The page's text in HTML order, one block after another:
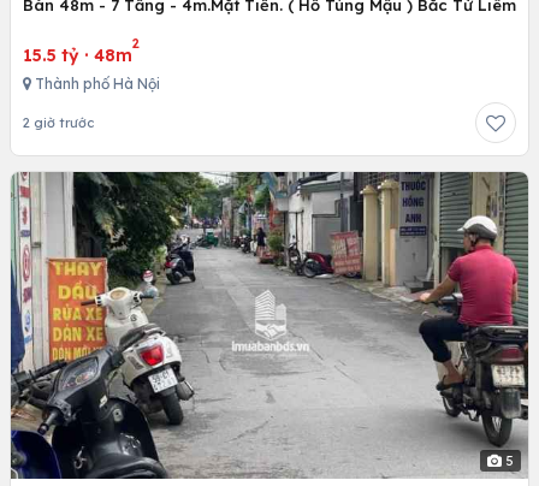
Bán 48m - 7 Tầng - 4m.Mặt Tiền. ( Hồ Tùng Mậu ) Bắc Từ Liêm
15.5 tỷ · 48m
2
Thành phố Hà Nội
2 giờ trước
5